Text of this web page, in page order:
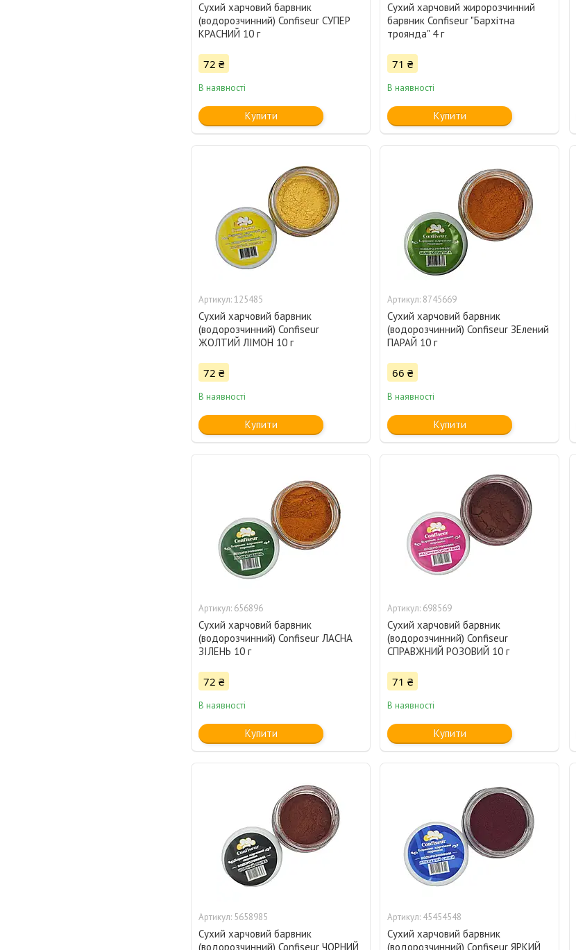
Сухий харчовий барвник
(водорозчинний) Confiseur СУПЕР
КРАСНИЙ 10 г
72 ₴
В наявності
Купити
Сухий харчовий жиророзчинний
барвник Confiseur "Бархітна
троянда" 4 г
71 ₴
В наявності
Купити
125485
Сухий харчовий барвник
(водорозчинний) Confiseur
ЖОЛТИЙ ЛІМОН 10 г
72 ₴
В наявності
Купити
8745669
Сухий харчовий барвник
(водорозчинний) Confiseur ЗЕлений
ПАРАЙ 10 г
66 ₴
В наявності
Купити
656896
Сухий харчовий барвник
(водорозчинний) Confiseur ЛАСНА
ЗІЛЕНЬ 10 г
72 ₴
В наявності
Купити
698569
Сухий харчовий барвник
(водорозчинний) Confiseur
СПРАВЖНИЙ РОЗОВИЙ 10 г
71 ₴
В наявності
Купити
5658985
Сухий харчовий барвник
(водорозчинний) Confiseur ЧОРНИЙ
45454548
Сухий харчовий барвник
(водорозчинний) Confiseur ЯРКИЙ